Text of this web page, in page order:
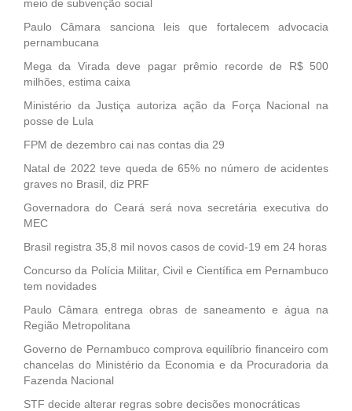
meio de subvenção social
Paulo Câmara sanciona leis que fortalecem advocacia
pernambucana
Mega da Virada deve pagar prêmio recorde de R$ 500
milhões, estima caixa
Ministério da Justiça autoriza ação da Força Nacional na
posse de Lula
FPM de dezembro cai nas contas dia 29
Natal de 2022 teve queda de 65% no número de acidentes
graves no Brasil, diz PRF
Governadora do Ceará será nova secretária executiva do
MEC
Brasil registra 35,8 mil novos casos de covid-19 em 24 horas
Concurso da Polícia Militar, Civil e Científica em Pernambuco
tem novidades
Paulo Câmara entrega obras de saneamento e água na
Região Metropolitana
Governo de Pernambuco comprova equilíbrio financeiro com
chancelas do Ministério da Economia e da Procuradoria da
Fazenda Nacional
STF decide alterar regras sobre decisões monocráticas